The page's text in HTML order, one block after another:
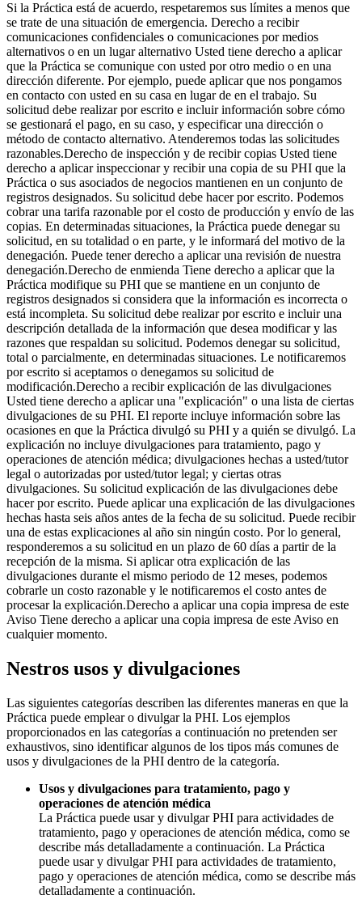
Si la Práctica está de acuerdo, respetaremos sus límites a menos que
se trate de una situación de emergencia. Derecho a recibir
comunicaciones confidenciales o comunicaciones por medios
alternativos o en un lugar alternativo Usted tiene derecho a aplicar
que la Práctica se comunique con usted por otro medio o en una
dirección diferente. Por ejemplo, puede aplicar que nos pongamos
en contacto con usted en su casa en lugar de en el trabajo. Su
solicitud debe realizar por escrito e incluir información sobre cómo
se gestionará el pago, en su caso, y especificar una dirección o
método de contacto alternativo. Atenderemos todas las solicitudes
razonables.Derecho de inspección y de recibir copias Usted tiene
derecho a aplicar inspeccionar y recibir una copia de su PHI que la
Práctica o sus asociados de negocios mantienen en un conjunto de
registros designados. Su solicitud debe hacer por escrito. Podemos
cobrar una tarifa razonable por el costo de producción y envío de las
copias. En determinadas situaciones, la Práctica puede denegar su
solicitud, en su totalidad o en parte, y le informará del motivo de la
denegación. Puede tener derecho a aplicar una revisión de nuestra
denegación.Derecho de enmienda Tiene derecho a aplicar que la
Práctica modifique su PHI que se mantiene en un conjunto de
registros designados si considera que la información es incorrecta o
está incompleta. Su solicitud debe realizar por escrito e incluir una
descripción detallada de la información que desea modificar y las
razones que respaldan su solicitud. Podemos denegar su solicitud,
total o parcialmente, en determinadas situaciones. Le notificaremos
por escrito si aceptamos o denegamos su solicitud de
modificación.Derecho a recibir explicación de las divulgaciones
Usted tiene derecho a aplicar una "explicación" o una lista de ciertas
divulgaciones de su PHI. El reporte incluye información sobre las
ocasiones en que la Práctica divulgó su PHI y a quién se divulgó. La
explicación no incluye divulgaciones para tratamiento, pago y
operaciones de atención médica; divulgaciones hechas a usted/tutor
legal o autorizadas por usted/tutor legal; y ciertas otras
divulgaciones. Su solicitud explicación de las divulgaciones debe
hacer por escrito. Puede aplicar una explicación de las divulgaciones
hechas hasta seis años antes de la fecha de su solicitud. Puede recibir
una de estas explicaciones al año sin ningún costo. Por lo general,
responderemos a su solicitud en un plazo de 60 días a partir de la
recepción de la misma. Si aplicar otra explicación de las
divulgaciones durante el mismo periodo de 12 meses, podemos
cobrarle un costo razonable y le notificaremos el costo antes de
procesar la explicación.Derecho a aplicar una copia impresa de este
Aviso Tiene derecho a aplicar una copia impresa de este Aviso en
cualquier momento.
Nestros usos y divulgaciones
Las siguientes categorías describen las diferentes maneras en que la
Práctica puede emplear o divulgar la PHI. Los ejemplos
proporcionados en las categorías a continuación no pretenden ser
exhaustivos, sino identificar algunos de los tipos más comunes de
usos y divulgaciones de la PHI dentro de la categoría.
Usos y divulgaciones para tratamiento, pago y
operaciones de atención médica
La Práctica puede usar y divulgar PHI para actividades de
tratamiento, pago y operaciones de atención médica, como se
describe más detalladamente a continuación. La Práctica
puede usar y divulgar PHI para actividades de tratamiento,
pago y operaciones de atención médica, como se describe más
detalladamente a continuación.